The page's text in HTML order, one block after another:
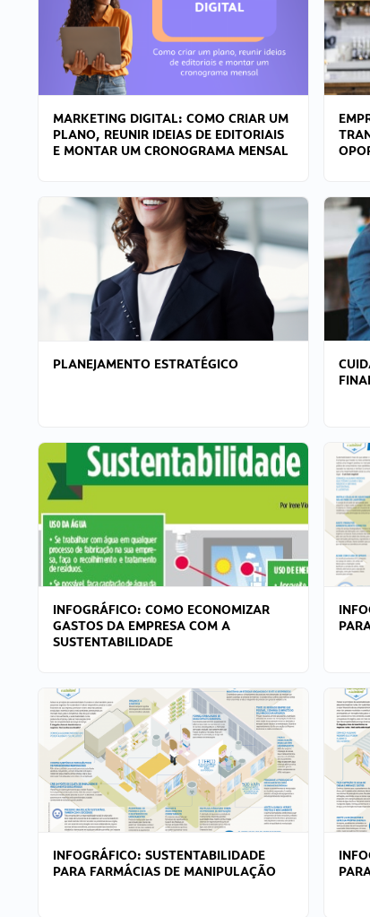
MARKETING DIGITAL: COMO CRIAR UM
PLANO, REUNIR IDEIAS DE EDITORIAIS
E MONTAR UM CRONOGRAMA MENSAL
PLANEJAMENTO ESTRATÉGICO
INFOGRÁFICO: COMO ECONOMIZAR
GASTOS DA EMPRESA COM A
SUSTENTABILIDADE
INFOGRÁFICO: SUSTENTABILIDADE
PARA FARMÁCIAS DE MANIPULAÇÃO